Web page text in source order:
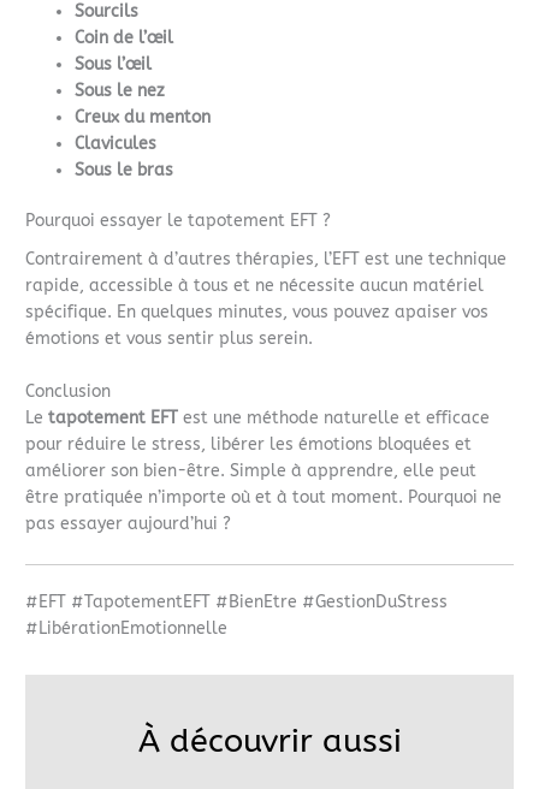
Sourcils
Coin de l’œil
Sous l’œil
Sous le nez
Creux du menton
Clavicules
Sous le bras
Pourquoi essayer le tapotement EFT ?
Contrairement à d’autres thérapies, l’EFT est une technique
rapide, accessible à tous et ne nécessite aucun matériel
spécifique. En quelques minutes, vous pouvez apaiser vos
émotions et vous sentir plus serein.
Conclusion
Letapotement EFT est une méthode naturelle et efficace
pour réduire le stress, libérer les émotions bloquées et
améliorer son bien-être. Simple à apprendre, elle peut
être pratiquée n’importe où et à tout moment. Pourquoi ne
pas essayer aujourd’hui ?
#EFT #TapotementEFT #BienEtre #GestionDuStress
#LibérationEmotionnelle
À découvrir aussi